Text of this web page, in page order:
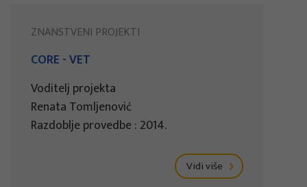
ZNANSTVENI PROJEKTI
CORE - VET
Voditelj projekta
Renata Tomljenović
Razdoblje provedbe : 2014.
Vidi više